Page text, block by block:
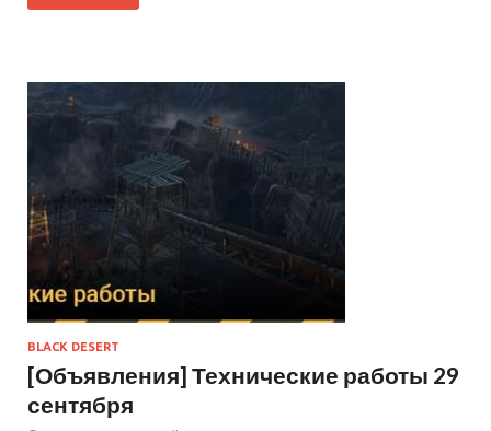
BLACK DESERT
[Объявления] Технические работы 29
сентября